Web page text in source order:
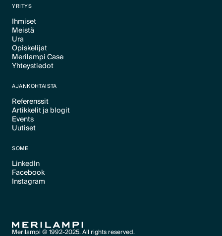
YRITYS
Ihmiset
Text Link
Meistä
Text Link
Ura
Text Link
Opiskelijat
Text Link
Merilampi Case
Text Link
Yhteystiedot
AJANKOHTAISTA
Referenssit
Text Link
Artikkelit ja blogit
Text Link
Events
Text Link
Uutiset
SOME
LinkedIn
Text Link
Facebook
Text Link
Instagram
Merilampi © 1992-2025. All rights reserved.